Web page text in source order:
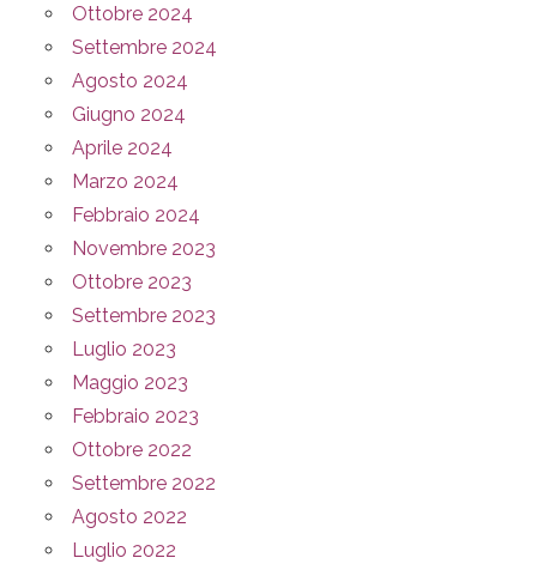
Ottobre 2024
Settembre 2024
Agosto 2024
Giugno 2024
Aprile 2024
Marzo 2024
Febbraio 2024
Novembre 2023
Ottobre 2023
Settembre 2023
Luglio 2023
Maggio 2023
Febbraio 2023
Ottobre 2022
Settembre 2022
Agosto 2022
Luglio 2022